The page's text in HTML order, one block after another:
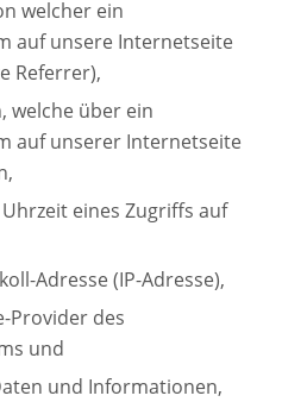
welcher ein
auf unsere Internetseite
Referrer),
welche über ein
auf unserer Internetseite
eines Zugriffs auf
Adresse (IP-Adresse),
Provider des
und
und Informationen,